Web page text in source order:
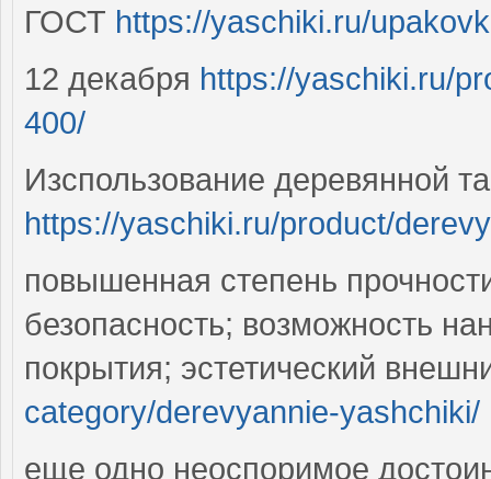
ГОСТ https://yaschiki.ru/
12 декабря https://yaschiki.ru/
400/
Изспользование деревянной
https://yaschiki.ru/product/
повышенная степень
безопасность; возможность
покрытия; эстетический
category/derevyannie-yashchiki/
еще одно неоспоримое